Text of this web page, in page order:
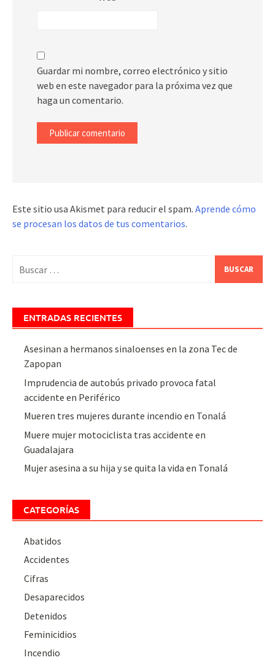
Guardar mi nombre, correo electrónico y sitio
web en este navegador para la próxima vez que
haga un comentario.
Este sitio usa Akismet para reducir el spam. Aprende cómo
se procesan los datos de tus comentarios.
ENTRADAS RECIENTES
Asesinan a hermanos sinaloenses en la zona Tec de
Zapopan
Imprudencia de autobús privado provoca fatal
accidente en Periférico
Mueren tres mujeres durante incendio en Tonalá
Muere mujer motociclista tras accidente en
Guadalajara
Mujer asesina a su hija y se quita la vida en Tonalá
CATEGORÍAS
Abatidos
Accidentes
Cifras
Desaparecidos
Detenidos
Feminicidios
Incendio